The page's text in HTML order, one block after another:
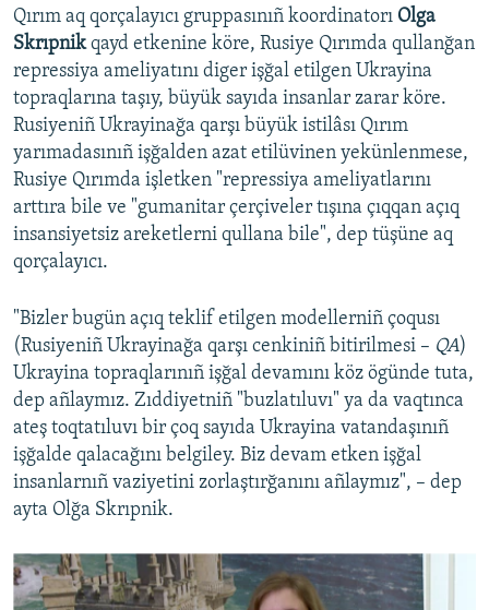
Qırım aq qorçalayıcı gruppasınıñ koordinatorı Olga
Skrıpnikqayd etkenine köre, Rusiye Qırımda qullanğan
repressiya ameliyatını diger işğal etilgen Ukrayina
topraqlarına taşıy, büyük sayıda insanlar zarar köre.
Rusiyeniñ Ukrayinağa qarşı büyük istilâsı Qırım
yarımadasınıñ işğalden azat etilüvinen yekünlenmese,
Rusiye Qırımda işletken "repressiya ameliyatlarını
arttıra bile ve "gumanitar çerçiveler tışına çıqqan açıq
insansiyetsiz areketlerni qullana bile", dep tüşüne aq
qorçalayıcı.
"Bizler bugün açıq teklif etilgen modellerniñ çoqusı
(Rusiyeniñ Ukrayinağa qarşı cenkiniñ bitirilmesi – QA)
Ukrayina topraqlarınıñ işğal devamını köz ögünde tuta,
dep añlaymız. Zıddiyetniñ "buzlatıluvı" ya da vaqtınca
ateş toqtatıluvı bir çoq sayıda Ukrayina vatandaşınıñ
işğalde qalacağını belgiley. Biz devam etken işğal
insanlarnıñ vaziyetini zorlaştırğanını añlaymız", – dep
ayta Olğa Skrıpnik.